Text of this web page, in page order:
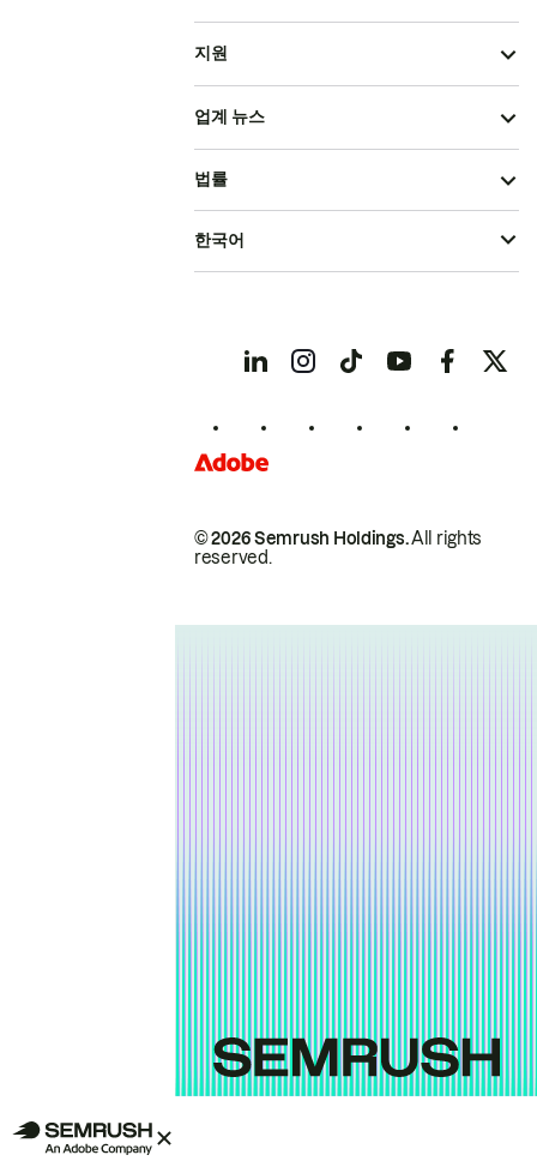
지원
업계 뉴스
© 2026 Semrush Holdings.All rights
reserved.
법률
한국어